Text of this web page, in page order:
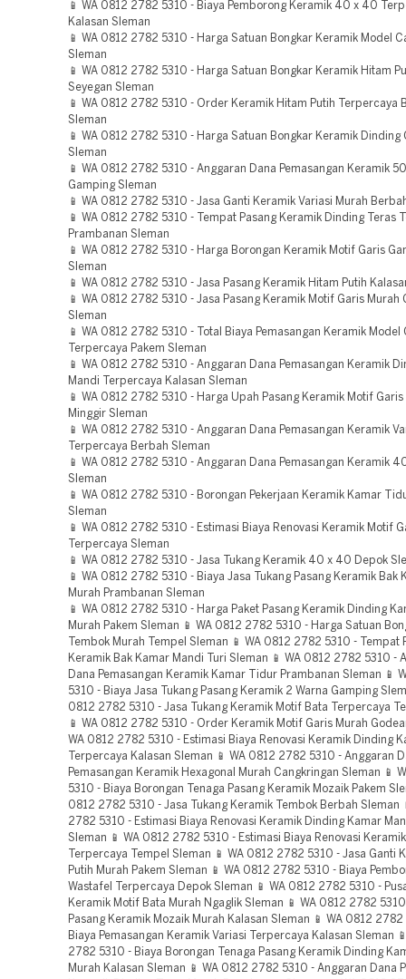
📱 WA 0812 2782 5310 - Biaya Pemborong Keramik 40 x 40
Kalasan Sleman
📱 WA 0812 2782 5310 - Harga Satuan Bongkar Keramik Model
Sleman
📱 WA 0812 2782 5310 - Harga Satuan Bongkar Keramik Hitam
Seyegan Sleman
📱 WA 0812 2782 5310 - Order Keramik Hitam Putih Terpercaya
Sleman
📱 WA 0812 2782 5310 - Harga Satuan Bongkar Keramik Dinding
Sleman
📱 WA 0812 2782 5310 - Anggaran Dana Pemasangan Keramik
Gamping Sleman
📱 WA 0812 2782 5310 - Jasa Ganti Keramik Variasi Murah
📱 WA 0812 2782 5310 - Tempat Pasang Keramik Dinding Teras
Prambanan Sleman
📱 WA 0812 2782 5310 - Harga Borongan Keramik Motif Garis
Sleman
📱 WA 0812 2782 5310 - Jasa Pasang Keramik Hitam Putih
📱 WA 0812 2782 5310 - Jasa Pasang Keramik Motif Garis Murah
Sleman
📱 WA 0812 2782 5310 - Total Biaya Pemasangan Keramik Model
Terpercaya Pakem Sleman
📱 WA 0812 2782 5310 - Anggaran Dana Pemasangan Keramik
Mandi Terpercaya Kalasan Sleman
📱 WA 0812 2782 5310 - Harga Upah Pasang Keramik Motif
Minggir Sleman
📱 WA 0812 2782 5310 - Anggaran Dana Pemasangan Keramik
Terpercaya Berbah Sleman
📱 WA 0812 2782 5310 - Anggaran Dana Pemasangan Keramik
Sleman
📱 WA 0812 2782 5310 - Borongan Pekerjaan Keramik Kamar
Sleman
📱 WA 0812 2782 5310 - Estimasi Biaya Renovasi Keramik Motif
Terpercaya Sleman
📱 WA 0812 2782 5310 - Jasa Tukang Keramik 40 x 40 Depok
📱 WA 0812 2782 5310 - Biaya Jasa Tukang Pasang Keramik Bak
Murah Prambanan Sleman
📱 WA 0812 2782 5310 - Harga Paket Pasang Keramik Dinding
Murah Pakem Sleman 📱 WA 0812 2782 5310 - Harga Satuan
Tembok Murah Tempel Sleman 📱 WA 0812 2782 5310 - Tempat
Keramik Bak Kamar Mandi Turi Sleman 📱 WA 0812 2782 5310 -
Dana Pemasangan Keramik Kamar Tidur Prambanan Sleman 📱
5310 - Biaya Jasa Tukang Pasang Keramik 2 Warna Gamping
0812 2782 5310 - Jasa Tukang Keramik Motif Bata Terpercaya
📱 WA 0812 2782 5310 - Order Keramik Motif Garis Murah
WA 0812 2782 5310 - Estimasi Biaya Renovasi Keramik Dinding
Terpercaya Kalasan Sleman 📱 WA 0812 2782 5310 - Anggaran
Pemasangan Keramik Hexagonal Murah Cangkringan Sleman 📱
5310 - Biaya Borongan Tenaga Pasang Keramik Mozaik Pakem
0812 2782 5310 - Jasa Tukang Keramik Tembok Berbah Sleman
2782 5310 - Estimasi Biaya Renovasi Keramik Dinding Kamar
Sleman 📱 WA 0812 2782 5310 - Estimasi Biaya Renovasi
Terpercaya Tempel Sleman 📱 WA 0812 2782 5310 - Jasa Ganti
Putih Murah Pakem Sleman 📱 WA 0812 2782 5310 - Biaya
Wastafel Terpercaya Depok Sleman 📱 WA 0812 2782 5310 -
Keramik Motif Bata Murah Ngaglik Sleman 📱 WA 0812 2782 5310
Pasang Keramik Mozaik Murah Kalasan Sleman 📱 WA 0812
Biaya Pemasangan Keramik Variasi Terpercaya Kalasan Sleman
2782 5310 - Biaya Borongan Tenaga Pasang Keramik Dinding
Murah Kalasan Sleman 📱 WA 0812 2782 5310 - Anggaran Dana